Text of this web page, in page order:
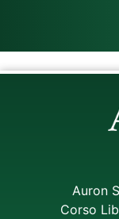
Auron
Corso